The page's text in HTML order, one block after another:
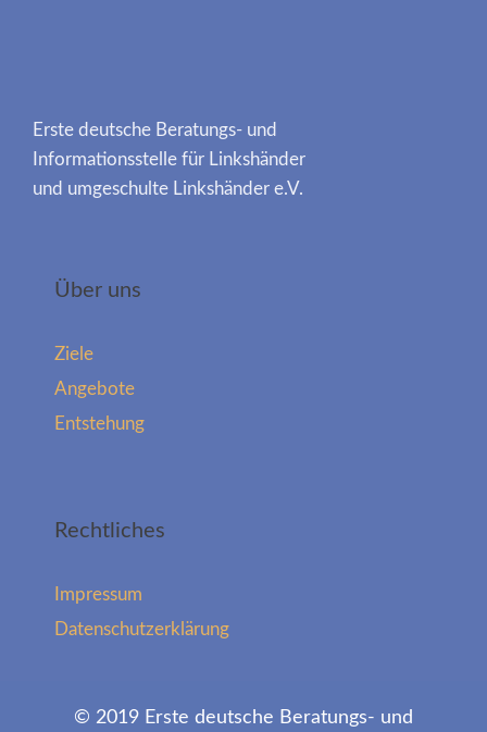
Erste deutsche Beratungs- und
Informationsstelle für Linkshänder
und umgeschulte Linkshänder e.V.
Über uns
Ziele
Angebote
Entstehung
Rechtliches
Impressum
Datenschutzerklärung
© 2019 Erste deutsche Beratungs- und